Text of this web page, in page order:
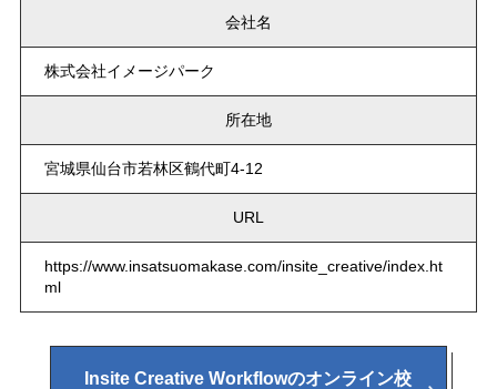
会社名
株式会社イメージパーク
所在地
宮城県仙台市若林区鶴代町4-12
URL
https://www.insatsuomakase.com/insite_creative/index.ht
ml
Insite Creative Workflowのオンライン校